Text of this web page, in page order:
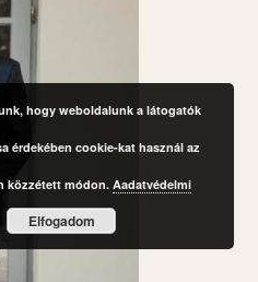
hogy weboldalunk a látogatók
érdekében cookie-kat használ az
közzétett módon. Aadatvédelmi
Elfogadom